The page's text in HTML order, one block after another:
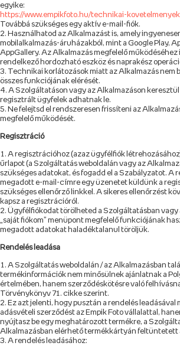
egyike:
https://www.empikfoto.hu/technikai-kovetelmenyek
Továbbá szükséges egy aktív e-mail-fiók.
Használhatod az Alkalmazást is, amely
mobilalkalmazás-áruházakból, mint a Google Play,
AppGallery. Az Alkalmazás megfelelő
rendelkező hordozható eszköz és naprakész
Technikai korlátozások miatt az Alkalmazás nem
összes funkciójának elérését.
A Szolgáltatáson vagy az Alkalmazáson
regisztrált ügyfelek adhatnak le.
Ne felejtsd el rendszeresen frissíteni az
megfelelő működését.
Regisztráció
A regisztrációhoz (azaz ügyfélfiók
űrlapot (a Szolgáltatás weboldalán vagy az
szükséges adatokat, és fogadd el a Szabályzatot. A
megadott e-mail-címre egy üzenetet küldünk a
szükséges ellenőrző linkkel. A sikeres ellenőrzést
kapsz a regisztrációról.
Ügyfélfiókodat törölheted a Szolgáltatásban vagy
„saját fiókom” menüpont megfelelő funkciójának
megadott adatokat haladéktalanul töröljük.
Rendelés leadása
A Szolgáltatás weboldalán / az Alkalmazásban
termékinformációk nem minősülnek ajánlatnak a
értelmében, hanem szerződéskötésre való
Törvénykönyv 71. cikke szerint.
Ez azt jelenti, hogy pusztán a rendelés leadásával
adásvételi szerződést az Empik Foto vállalattal,
nyújtasz be egy meghatározott termékre, a
Alkalmazásban elérhető termékkártyán feltüntetett
A rendelés leadásához: